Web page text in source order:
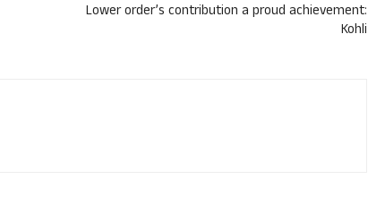
Lower order’s contribution a proud achievement:
Kohli